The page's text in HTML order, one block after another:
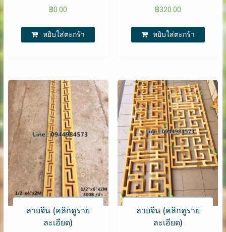
฿0.00
หยิบใส่ตะกร้า
฿320.00
หยิบใส่ตะกร้า
ลายจีน (คลิกดูราย
ละเอียด)
ลายจีน (คลิกดูราย
ละเอียด)